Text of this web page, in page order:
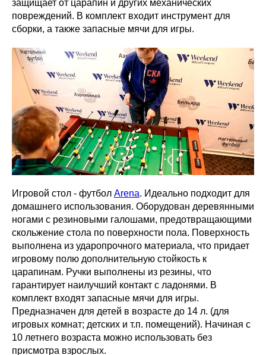
защищает от царапин и других механических
повреждений. В комплект входит инструмент для
сборки, а также запасные мячи для игры.
Игровой стол - футбол Arena. Идеально подходит для
домашнего использования. Оборудован деревянными
ногами с резиновыми галошами, предотвращающими
скольжение стола по поверхности пола. Поверхность
выполнена из ударопрочного материала, что придает
игровому полю дополнительную стойкость к
царапинам. Ручки выполнены из резины, что
гарантирует наилучший контакт с ладонями. В
комплект входят запасные мячи для игры.
Предназначен для детей в возрасте до 14 л. (для
игровых комнат; детских и т.п. помещений). Начиная с
10 летнего возраста можно использовать без
присмотра взрослых.